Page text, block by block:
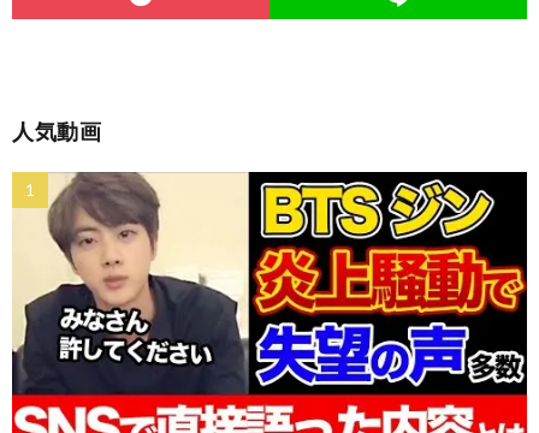
人気動画